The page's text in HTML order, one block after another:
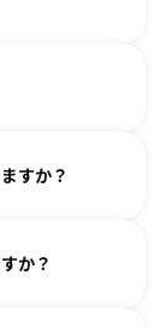
すめです。お
指導していま
きます。
さん聴いて、
導者は 養成課
すか？
室までご相談
か？